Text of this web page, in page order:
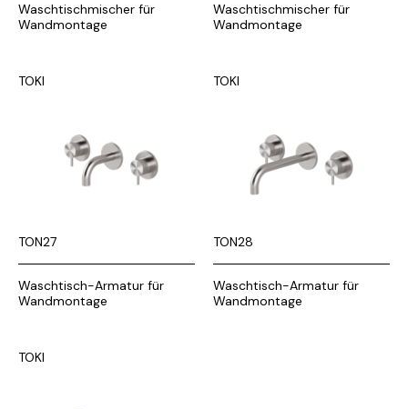
Waschtischmischer für
Wandmontage
Waschtischmischer für
Wandmontage
TOKI
TON27
Waschtisch-Armatur für
Wandmontage
TOKI
TON28
Waschtisch-Armatur für
Wandmontage
TOKI